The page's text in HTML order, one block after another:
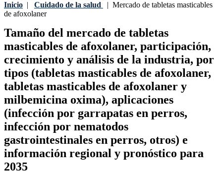
Inicio | Cuidado de la salud | Mercado de tabletas masticables
de afoxolaner
Tamaño del mercado de tabletas
masticables de afoxolaner, participación,
crecimiento y análisis de la industria, por
tipos (tabletas masticables de afoxolaner,
tabletas masticables de afoxolaner y
milbemicina oxima), aplicaciones
(infección por garrapatas en perros,
infección por nematodos
gastrointestinales en perros, otros) e
información regional y pronóstico para
2035